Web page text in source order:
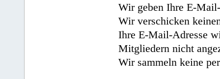
Wir geben Ihre E-
Wir verschicken
Ihre E-Mail-Adresse
Mitgliedern nicht
Wir sammeln keine